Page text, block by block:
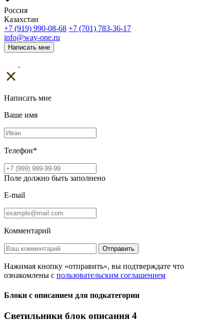
Россия
Казахстан
+7 (919) 990-08-68 +7 (701) 783-36-17
info@way-one.ru
Написать мне
Написать мне
Ваше имя
Телефон*
Поле должно быть заполнено
E-mail
Комментарий
Отправить
Нажимая кнопку «отправить», вы подтверждате что
ознакомлены с пользовательским соглашением
Блоки с описанием для подкатегории
Светильники блок описания 4